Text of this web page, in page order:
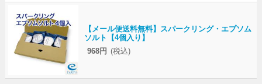
【メール便送料無料】スパークリング・エプソム
ソルト【4個入り】
968円 (税込)